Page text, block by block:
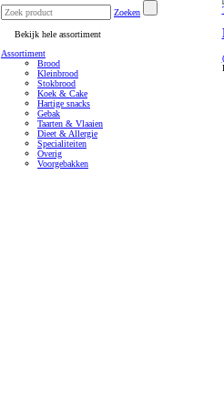
Zoeken
Bekijk hele assortiment
Assortiment
Brood
Kleinbrood
Stokbrood
Koek & Cake
Hartige snacks
Gebak
Taarten & Vlaaien
Dieet & Allergie
Specialiteiten
Overig
Voorgebakken